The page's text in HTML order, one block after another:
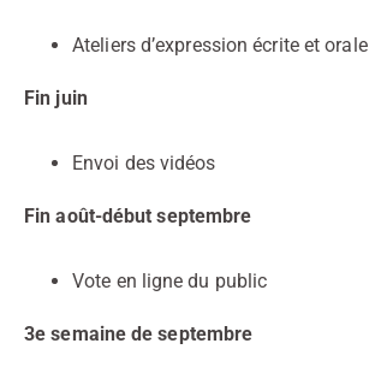
Ateliers d’expression écrite et orale
Fin juin
Envoi des vidéos
Fin août-début septembre
Vote en ligne du public
3e semaine de septembre